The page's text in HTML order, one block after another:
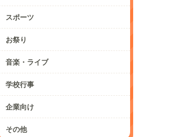
スポーツ
お祭り
音楽・ライブ
学校行事
企業向け
その他